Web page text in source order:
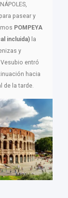
pasear y
POMPEYA
incluida) la
y
entró
hacia
de la tarde.